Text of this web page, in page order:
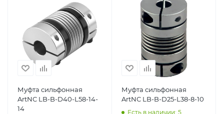
Муфта сильфонная
ArtNC LB-B-D40-L58-14-
14
Муфта сильфонная
ArtNC LB-B-D25-L38-8-10
Есть в наличии: 5